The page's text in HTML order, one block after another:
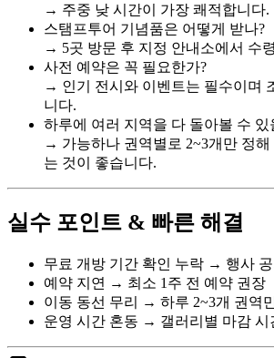
→ 주중 낮 시간이 가장 쾌적합니다.
스탬프투어 기념품은 어떻게 받나?
→ 5곳 방문 후 지정 안내소에서 수
사전 예약은 꼭 필요한가?
→ 인기 전시와 이벤트는 필수이며
니다.
하루에 여러 지역을 다 돌아볼 수 있
→ 가능하나 권역별로 2~3개만 정해
는 것이 좋습니다.
실수 포인트 & 빠른 해결
무료 개방 기간 확인 누락 → 행사
예약 지연 → 최소 1주 전 예약 권장
이동 동선 무리 → 하루 2~3개 권역
운영 시간 혼동 → 갤러리별 마감 시